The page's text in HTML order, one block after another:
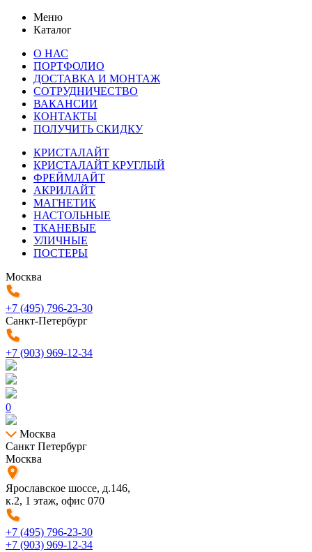
Меню
Каталог
О НАС
ПОРТФОЛИО
ДОСТАВКА И МОНТАЖ
СОТРУДНИЧЕСТВО
ВАКАНСИИ
КОНТАКТЫ
ПОЛУЧИТЬ СКИДКУ
КРИСТАЛАЙТ
КРИСТАЛАЙТ КРУГЛЫЙ
ФРЕЙМЛАЙТ
АКРИЛАЙТ
МАГНЕТИК
НАСТОЛЬНЫЕ
ТКАНЕВЫЕ
УЛИЧНЫЕ
ПОСТЕРЫ
Москва
+7 (495) 796-23-30
Санкт-Петербург
+7 (903) 969-12-34
0
Москва
Санкт Петербург
Москва
Ярославское шоссе, д.146,
к.2, 1 этаж, офис 070
+7 (495) 796-23-30
+7 (903) 969-12-34